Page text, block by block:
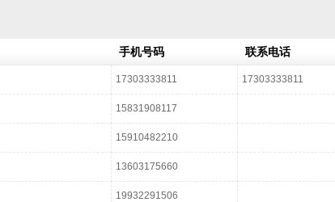
手机号码 联系电话
17303333811 17303333811
15831908117
15910482210
13603175660
19932291506